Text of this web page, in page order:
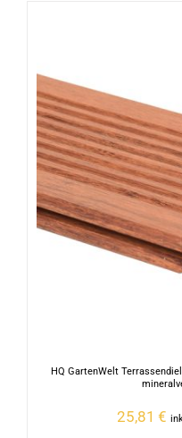
HQ GartenWelt
25,81 €